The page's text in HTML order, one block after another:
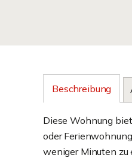
Beschreibung
Diese Wohnung
oder
weniger Minuten zu